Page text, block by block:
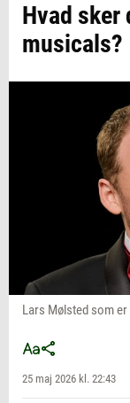
Hvad sker
musicals?
Lars Mølsted som
25 maj 2026 kl. 22:43